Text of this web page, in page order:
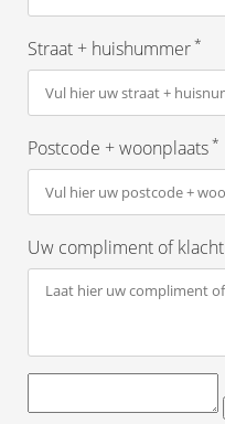
Straat + huishummer*
Postcode + woonplaats*
Uw compliment of klacht